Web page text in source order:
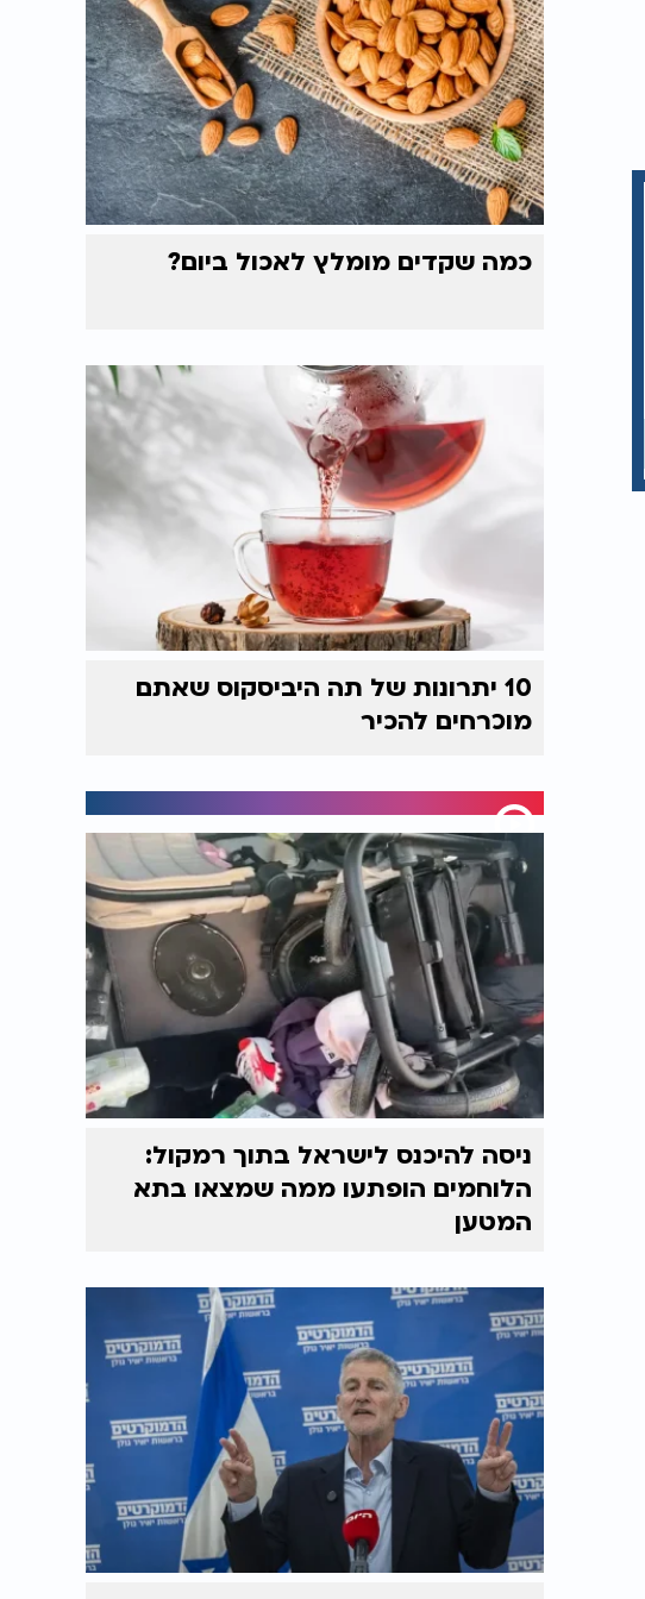
כמה שקדים מומלץ לאכול ביום?
10 יתרונות של תה היביסקוס שאתם
מוכרחים להכיר
ניסה להיכנס לישראל בתוך רמקול:
הלוחמים הופתעו ממה שמצאו בתא
המטען